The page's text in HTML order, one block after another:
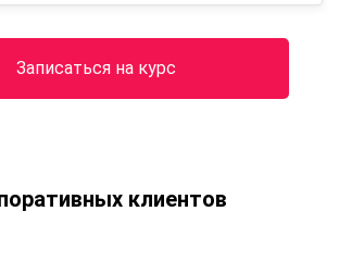
Записаться на курс
клиентов